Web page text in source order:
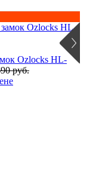
Ozlocks HL-
руб.